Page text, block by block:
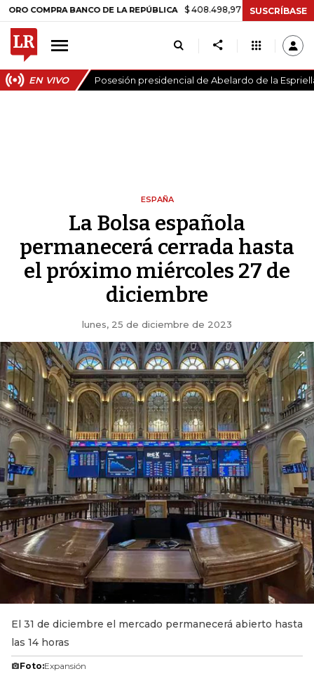
BANCO DE LA REPÚBLICA $ 408.498,97 +$ 8.753,81 +2,19%
SUSCRÍBASE
EN VIVO Posesión presidencial de Abelardo de la
ESPAÑA
La Bolsa española
permanecerá cerrada hasta
el próximo miércoles 27 de
diciembre
lunes, 25 de diciembre de 2023
El 31 de diciembre el mercado permanecerá abierto hasta
las 14 horas
Foto:Expansión